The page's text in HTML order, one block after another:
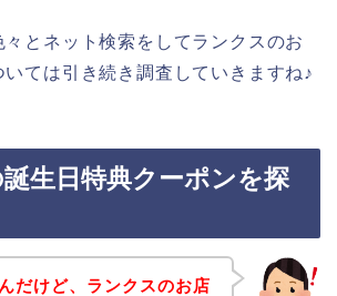
とネット検索をしてランクスのお
いては引き続き調査していきますね♪
生日特典クーポンを探
だけど、ランクスのお店